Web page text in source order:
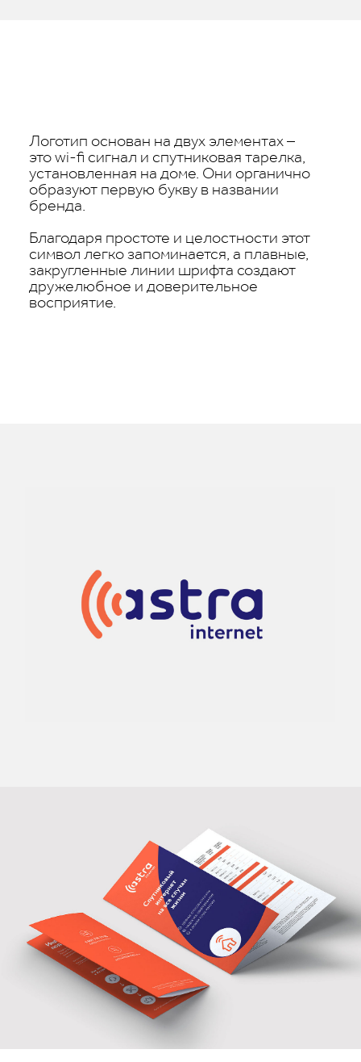
Логотип основан на двух элементах –
это wi-fi сигнал и спутниковая тарелка,
установленная на доме. Они органично
образуют первую букву в названии
бренда.
Благодаря простоте и целостности этот
символ легко запоминается, а плавные,
закругленные линии шрифта создают
дружелюбное и доверительное
восприятие.